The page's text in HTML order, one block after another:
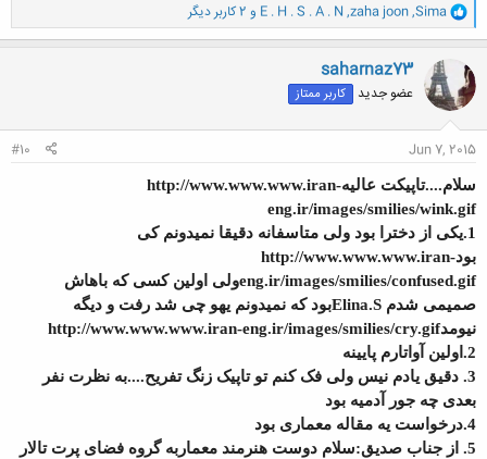
به سوالات بالا قشنگ جواب بدین.
خب
خب دیگه حرفی ندارم.با تشکر
و
ا
ک
ن
ش
ه
ا
Sima
,
zaha joon
,
E . H . S . A . N و 2 کاربر دیگر
saharnaz73
عضو جدید کاربر ممتاز
Jun 7, 2015
#10
سلام....
تاپیکت عالیهhttp://www.www.www.iran-
eng.ir/images/smilies/wink.gif
1.یکی از دخترا بود ولی متاسفانه دقیقا نمیدونم کی
بودhttp://www.www.www.iran-
eng.ir/images/smilies/confused.gifولی اولین کسی که باهاش
صمیمی شدم Elina.Sبود که نمیدونم یهو چی شد رفت و دیگه
نیومدhttp://www.www.www.iran-eng.ir/images/smilies/cry.gif
2.اولین آواتارم پایینه
3. دقیق یادم نیس ولی فک کنم تو تاپیک زنگ تفریح....به نظرت نفر
بعدی چه جور آدمیه بود
4.درخواست یه مقاله معماری بود
5. از جناب صدیق:سلام دوست هنرمند معماربه گروه فضای پرت تالار